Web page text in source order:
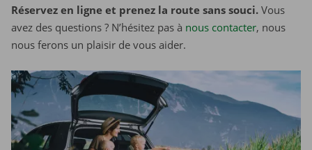
Réservez en ligne et prenez la route sans souci. Vous
avez des questions ? N’hésitez pas à nous contacter, nous
nous ferons un plaisir de vous aider.